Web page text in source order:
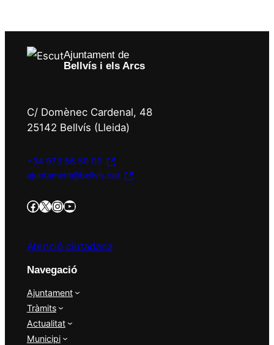
Ajuntament de
Bellvís i els Arcs
C/ Domènec Cardenal, 48
25142 Bellvís (Lleida)
+34 973 56 50 00
ajuntament@bellvis.cat
https://www.facebook.com/AjBellvisArcs/?locale=es_ES Twitter/X InstagramYouTube
Atenció ciutadana
Navegació
Ajuntament
Tràmits
Actualitat
Municipi